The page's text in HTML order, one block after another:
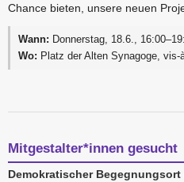
Chance bieten, unsere neuen
Wann: Donnerstag, 18.6.,
Wo: Platz der Alten Synagoge,
Mitgestalter*innen gesucht
Demokratischer Begegnungsort